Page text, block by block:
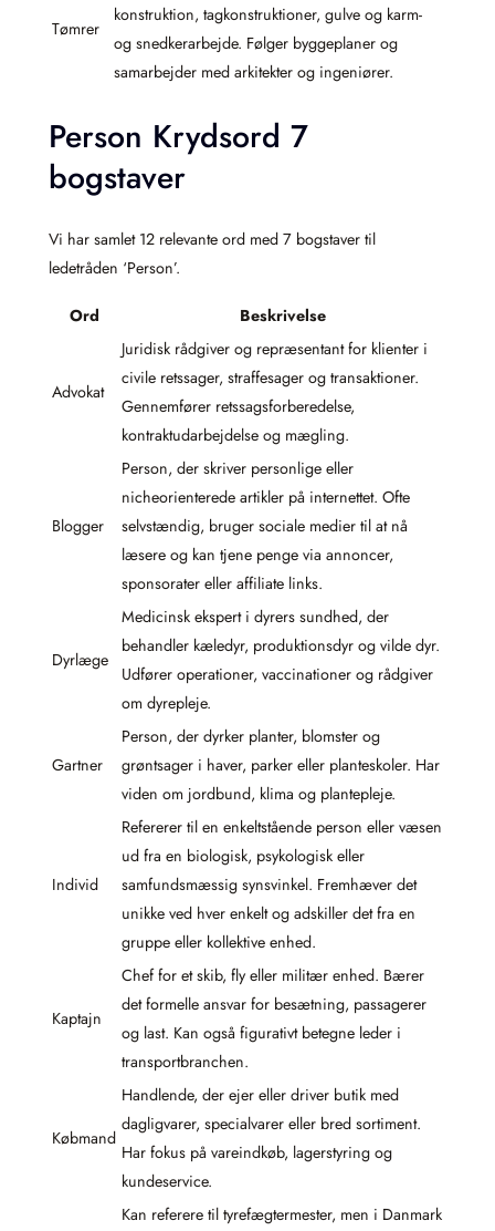
Tømrer
konstruktion, tagkonstruktioner, gulve og karm-
og snedkerarbejde. Følger byggeplaner og
samarbejder med arkitekter og ingeniører.
Person Krydsord 7
bogstaver
Vi har samlet 12 relevante ord med 7 bogstaver til
ledetråden ‘Person’.
Ord Beskrivelse
Advokat
Juridisk rådgiver og repræsentant for klienter i
civile retssager, straffesager og transaktioner.
Gennemfører retssagsforberedelse,
kontraktudarbejdelse og mægling.
Blogger
Person, der skriver personlige eller
nicheorienterede artikler på internettet. Ofte
selvstændig, bruger sociale medier til at nå
læsere og kan tjene penge via annoncer,
sponsorater eller affiliate links.
Dyrlæge
Medicinsk ekspert i dyrers sundhed, der
behandler kæledyr, produktionsdyr og vilde dyr.
Udfører operationer, vaccinationer og rådgiver
om dyrepleje.
Gartner
Person, der dyrker planter, blomster og
grøntsager i haver, parker eller planteskoler. Har
viden om jordbund, klima og plantepleje.
Individ
Refererer til en enkeltstående person eller væsen
ud fra en biologisk, psykologisk eller
samfundsmæssig synsvinkel. Fremhæver det
unikke ved hver enkelt og adskiller det fra en
gruppe eller kollektive enhed.
Kaptajn
Chef for et skib, fly eller militær enhed. Bærer
det formelle ansvar for besætning, passagerer
og last. Kan også figurativt betegne leder i
transportbranchen.
Købmand
Handlende, der ejer eller driver butik med
dagligvarer, specialvarer eller bred sortiment.
Har fokus på vareindkøb, lagerstyring og
kundeservice.
Kan referere til tyrefægtermester, men i Danmark